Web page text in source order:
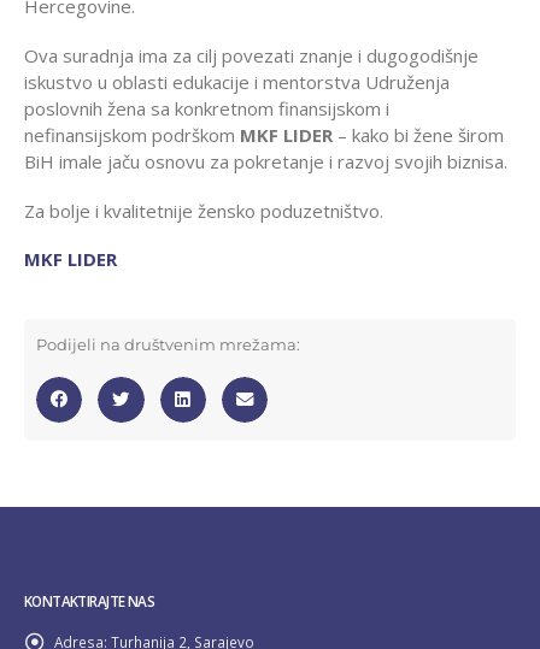
Hercegovine.
Ova suradnja ima za cilj povezati znanje i dugogodišnje
iskustvo u oblasti edukacije i mentorstva Udruženja
poslovnih žena sa konkretnom finansijskom i
nefinansijskom podrškom MKF LIDER – kako bi žene širom
BiH imale jaču osnovu za pokretanje i razvoj svojih biznisa.
Za bolje i kvalitetnije žensko poduzetništvo.
MKF LIDER
Podijeli na društvenim mrežama:
KONTAKTIRAJTE NAS
Adresa: Turhanija 2, Sarajevo